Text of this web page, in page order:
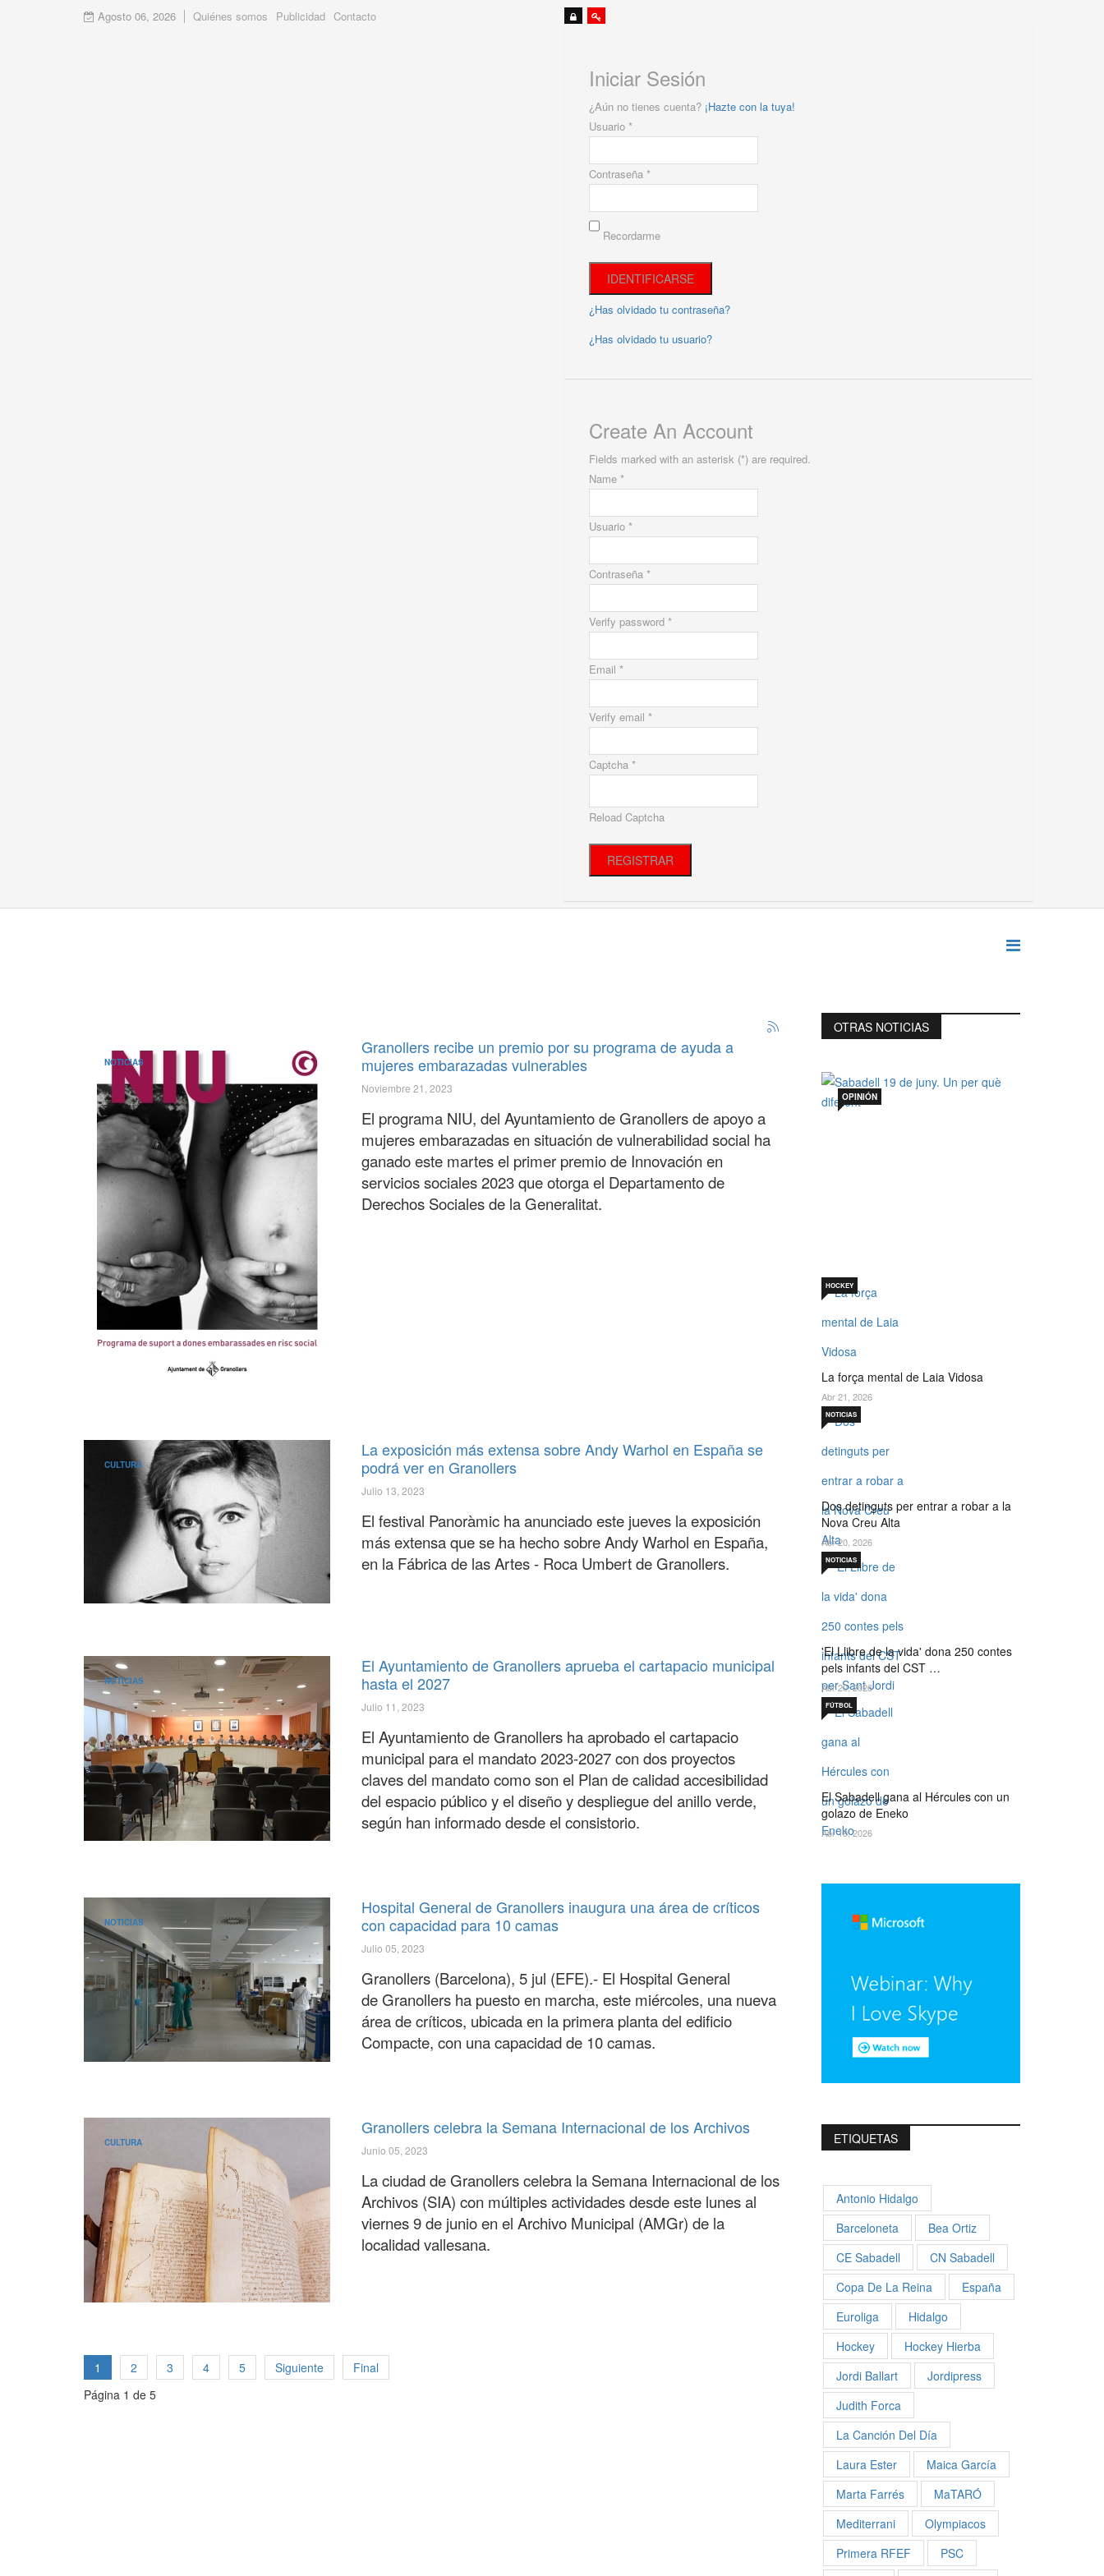
Agosto 06, 2026 Quiénes somos Publicidad Contacto
Iniciar Sesión
¿Aún no tienes cuenta? ¡Hazte con la tuya!
Usuario *
Contraseña *
Recordarme
¿Has olvidado tu contraseña?
¿Has olvidado tu usuario?
Create An Account
Fields marked with an asterisk (*) are required.
Name *
Usuario *
Contraseña *
Verify password *
Email *
Verify email *
Captcha *
Reload Captcha
REGISTRAR
NOTICIAS
Granollers recibe un premio por su programa de ayuda a
mujeres embarazadas vulnerables
Noviembre 21, 2023
El programa NIU, del Ayuntamiento de Granollers de apoyo a
mujeres embarazadas en situación de vulnerabilidad social ha
ganado este martes el primer premio de Innovación en
servicios sociales 2023 que otorga el Departamento de
Derechos Sociales de la Generalitat.
CULTURA
La exposición más extensa sobre Andy Warhol en España se
podrá ver en Granollers
Julio 13, 2023
El festival Panoràmic ha anunciado este jueves la exposición
más extensa que se ha hecho sobre Andy Warhol en España,
en la Fábrica de las Artes - Roca Umbert de Granollers.
NOTICIAS
El Ayuntamiento de Granollers aprueba el cartapacio municipal
hasta el 2027
Julio 11, 2023
El Ayuntamiento de Granollers ha aprobado el cartapacio
municipal para el mandato 2023-2027 con dos proyectos
claves del mandato como son el Plan de calidad accesibilidad
del espacio público y el diseño y despliegue del anillo verde,
según han informado desde el consistorio.
NOTICIAS
Hospital General de Granollers inaugura una área de críticos
con capacidad para 10 camas
Julio 05, 2023
Granollers (Barcelona), 5 jul (EFE).- El Hospital General
de Granollers ha puesto en marcha, este miércoles, una nueva
área de críticos, ubicada en la primera planta del edificio
Compacte, con una capacidad de 10 camas.
CULTURA
Granollers celebra la Semana Internacional de los Archivos
Junio 05, 2023
La ciudad de Granollers celebra la Semana Internacional de los
Archivos (SIA) con múltiples actividades desde este lunes al
viernes 9 de junio en el Archivo Municipal (AMGr) de la
localidad vallesana.
1 2 3 4 5 Siguiente
Final
Página 1 de 5
OTRAS NOTICIAS
OPINIÓN
La força mental de Laia Vidosa
HOCKEY
Abr 21, 2026
Dos detinguts per entrar a robar a la
Nova Creu Alta
NOTICIAS
Abr 20, 2026
'El Llibre de la vida' dona 250 contes
pels infants del CST …
NOTICIAS
Abr 20, 2026
El Sabadell gana al Hércules con un
golazo de Eneko
FÚTBOL
Abr 19, 2026
ETIQUETAS
Antonio Hidalgo
Barceloneta
Bea Ortiz
CE Sabadell
CN Sabadell
Copa De La Reina
España
Euroliga
Hidalgo
Hockey
Hockey Hierba
Jordi Ballart
Jordipress
Judith Forca
La Canción Del Día
Laura Ester
Maica García
Marta Farrés
MaTARÓ
Mediterrani
Olympiacos
Primera RFEF
PSC